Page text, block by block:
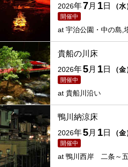
開催中
2026年7月 1日 （水
at 宇治公園・中の島,
貴船の川床
開催中
2026年5月 1日 （金
at 貴船川沿い
鴨川納涼床
開催中
2026年5月 1日 （金
at 鴨川西岸 二条～